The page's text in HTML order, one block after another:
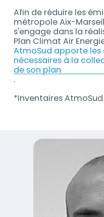
Afin de réduire les
métropole Aix-
s'engage dans la
Plan Climat Air
AtmoSud apporte les
nécessaires à la
de son plan
.
*Inventaires AtmoSud
Visuel